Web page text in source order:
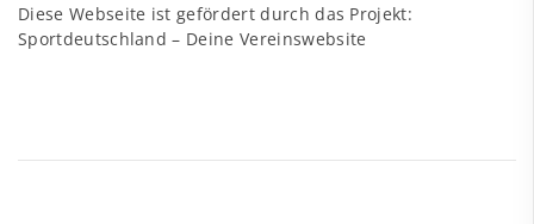
Diese Webseite ist gefördert durch das Projekt:
Sportdeutschland – Deine Vereinswebsite